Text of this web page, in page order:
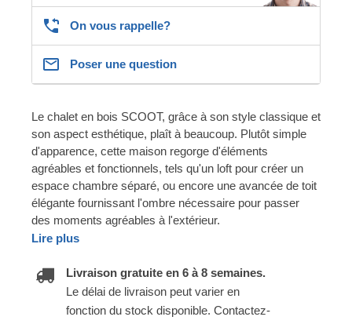
On vous rappelle?
Poser une question
Le chalet en bois SCOOT, grâce à son style classique et
son aspect esthétique, plaît à beaucoup. Plutôt simple
d'apparence, cette maison regorge d'éléments
agréables et fonctionnels, tels qu'un loft pour créer un
espace chambre séparé, ou encore une avancée de toit
élégante fournissant l'ombre nécessaire pour passer
des moments agréables à l'extérieur.
Lire plus
Livraison gratuite en 6 à 8 semaines.
Le délai de livraison peut varier en
fonction du stock disponible. Contactez-